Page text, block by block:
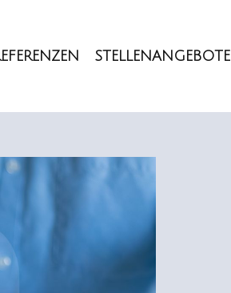
STELLENANGEBOTE